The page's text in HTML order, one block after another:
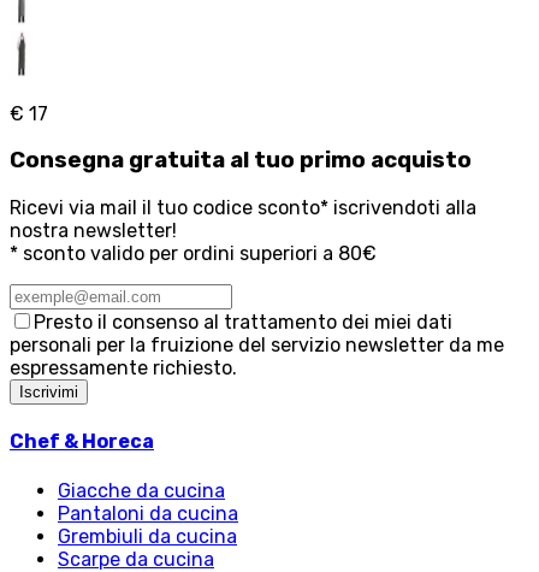
€ 17
Consegna gratuita al tuo primo acquisto
Ricevi via mail il tuo codice sconto* iscrivendoti alla
nostra newsletter!
* sconto valido per ordini superiori a 80€
Presto il consenso al trattamento dei miei dati
personali per la fruizione del servizio newsletter da me
espressamente richiesto.
Iscrivimi
Chef & Horeca
Giacche da cucina
Pantaloni da cucina
Grembiuli da cucina
Scarpe da cucina